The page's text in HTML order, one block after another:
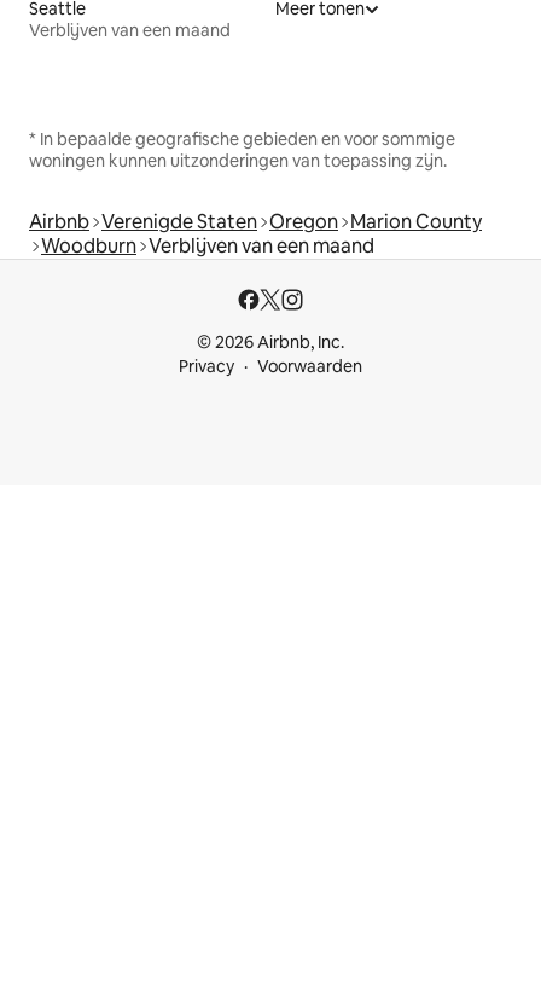
Seattle
Verblijven van een maand
Meer tonen
* In bepaalde geografische gebieden en voor sommige
woningen kunnen uitzonderingen van toepassing zijn.
Airbnb Verenigde Staten Oregon Marion County
Woodburn Verblijven van een maand
© 2026 Airbnb, Inc.
Privacy
Voorwaarden